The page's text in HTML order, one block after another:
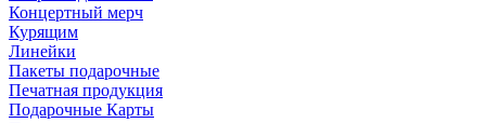
Концертный мерч
Курящим
Линейки
Пакеты подарочные
Печатная продукция
Подарочные Карты